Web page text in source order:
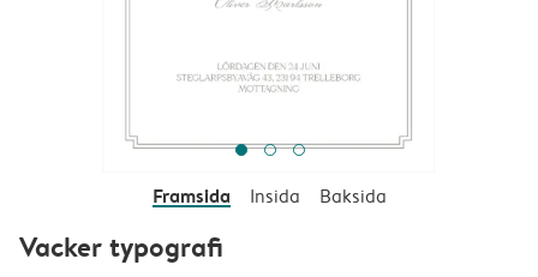
Framsida Insida Baksida
Vacker typografi